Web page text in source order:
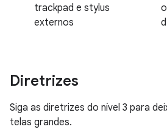
trackpad e stylus
externos
Diretrizes
Siga as diretrizes do nível 3 para
telas grandes.